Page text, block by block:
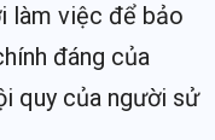
làm việc để bảo
đáng của
quy của người sử